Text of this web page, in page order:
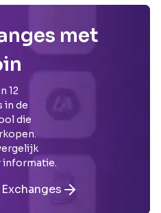
met
12
in de
die
informatie.